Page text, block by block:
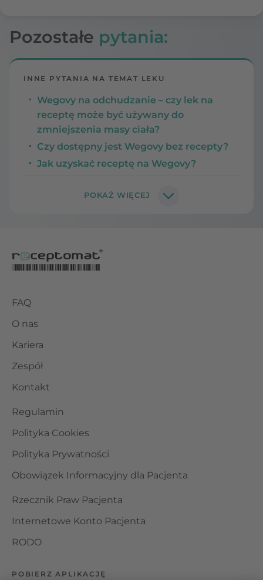
Pozostałe pytania:
INNE PYTANIA NA TEMAT LEKU
Wegovy na odchudzanie – czy lek na
receptę może być używany do
zmniejszenia masy ciała?
Czy dostępny jest Wegovy bez recepty?
Jak uzyskać receptę na Wegovy?
FAQ
O nas
Kariera
Zespół
Kontakt
Regulamin
Polityka Cookies
Polityka Prywatności
Obowiązek Informacyjny dla Pacjenta
Rzecznik Praw Pacjenta
Internetowe Konto Pacjenta
RODO
POBIERZ APLIKACJĘ